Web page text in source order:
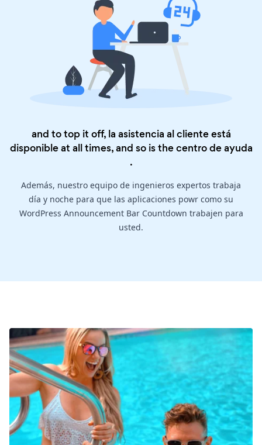
and to top it off, la asistencia al cliente está
disponible at all times, and so is thecentro de ayuda
.
Además, nuestro equipo de ingenieros expertos trabaja
día y noche para que las aplicaciones powr como su
WordPress Announcement Bar Countdown trabajen para
usted.